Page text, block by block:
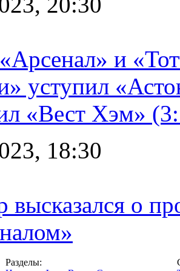
и
уступил
«Вест Хэм»
18:30
высказался о
Разделы: